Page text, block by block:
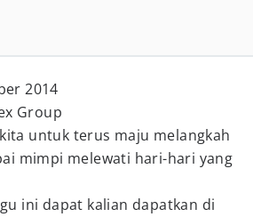
2014
Group
untuk terus maju melangkah
mimpi melewati hari-hari yang
ini dapat kalian dapatkan di